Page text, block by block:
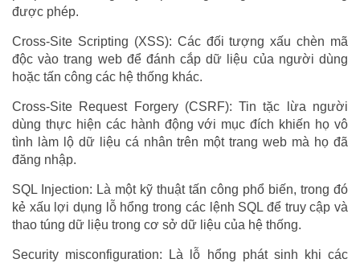
được phép.
Cross-Site Scripting (XSS): Các đối tượng xấu chèn mã
độc vào trang web để đánh cắp dữ liệu của người dùng
hoặc tấn công các hệ thống khác.
Cross-Site Request Forgery (CSRF): Tin tặc lừa người
dùng thực hiện các hành động với mục đích khiến họ vô
tình làm lộ dữ liệu cá nhân trên một trang web mà họ đã
đăng nhập.
SQL Injection: Là một kỹ thuật tấn công phổ biến, trong đó
kẻ xấu lợi dụng lỗ hổng trong các lệnh SQL để truy cập và
thao túng dữ liệu trong cơ sở dữ liệu của hệ thống.
Security misconfiguration: Là lỗ hổng phát sinh khi các